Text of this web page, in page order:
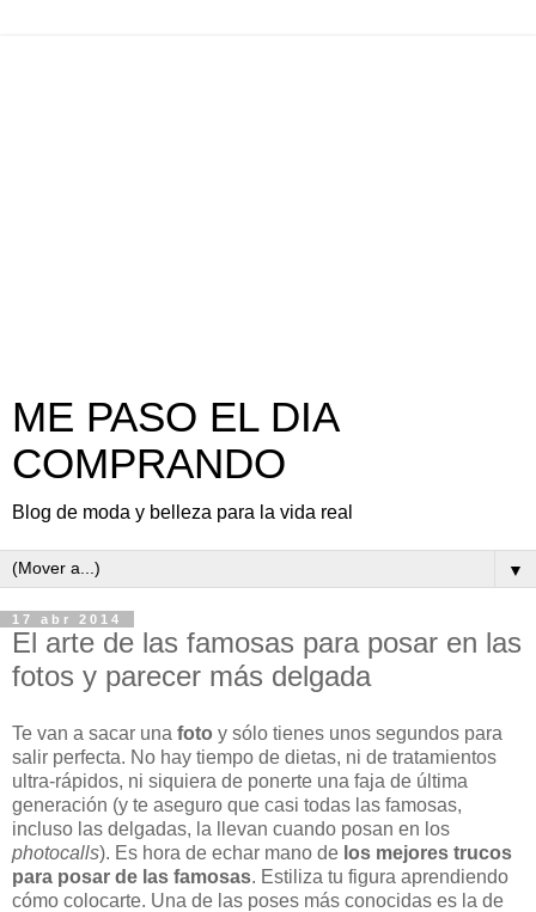
ME PASO EL DIA
COMPRANDO
Blog de moda y belleza para la vida real
▼
17 abr 2014
El arte de las famosas para posar en las
fotos y parecer más delgada
Te van a sacar una foto y sólo tienes unos segundos para
salir perfecta. No hay tiempo de dietas, ni de tratamientos
ultra-rápidos, ni siquiera de ponerte una faja de última
generación (y te aseguro que casi todas las famosas,
incluso las delgadas, la llevan cuando posan en los
photocalls). Es hora de echar mano de los mejores trucos
para posar de las famosas. Estiliza tu figura aprendiendo
cómo colocarte. Una de las poses más conocidas es la de